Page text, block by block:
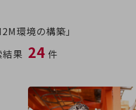
環境の構築」
結果 24 件